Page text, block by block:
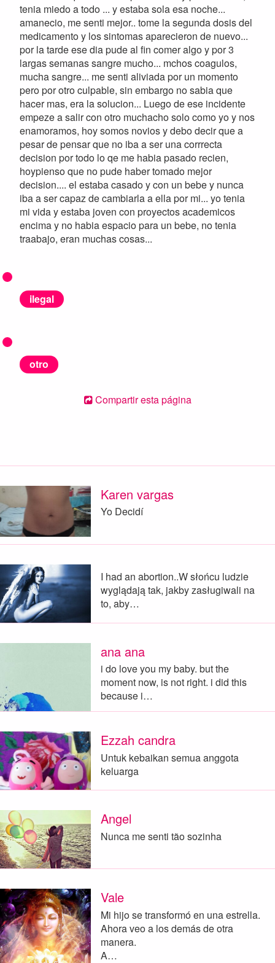
tenia miedo a todo ... y estaba sola esa noche...
amanecio, me senti mejor.. tome la segunda dosis del
medicamento y los sintomas aparecieron de nuevo...
por la tarde ese dia pude al fin comer algo y por 3
largas semanas sangre mucho... mchos coagulos,
mucha sangre... me senti aliviada por un momento
pero por otro culpable, sin embargo no sabia que
hacer mas, era la solucion... Luego de ese incidente
empeze a salir con otro muchacho solo como yo y nos
enamoramos, hoy somos novios y debo decir que a
pesar de pensar que no iba a ser una corrrecta
decision por todo lo qe me habia pasado recien,
hoypienso que no pude haber tomado mejor
decision.... el estaba casado y con un bebe y nunca
iba a ser capaz de cambiarla a ella por mi... yo tenia
mi vida y estaba joven con proyectos academicos
encima y no habia espacio para un bebe, no tenia
traabajo, eran muchas cosas...
ilegal
otro
Compartir esta página
Karen vargas
Yo Decidí
I had an abortion..W słońcu ludzie
wyglądają tak, jakby zasługiwali na
to, aby…
ana ana
i do love you my baby. but the
moment now, is not right. i did this
because i…
Ezzah candra
Untuk kebaikan semua anggota
keluarga
Angel
Nunca me senti tão sozinha
Vale
Mi hijo se transformó en una estrella.
Ahora veo a los demás de otra
manera.
A…